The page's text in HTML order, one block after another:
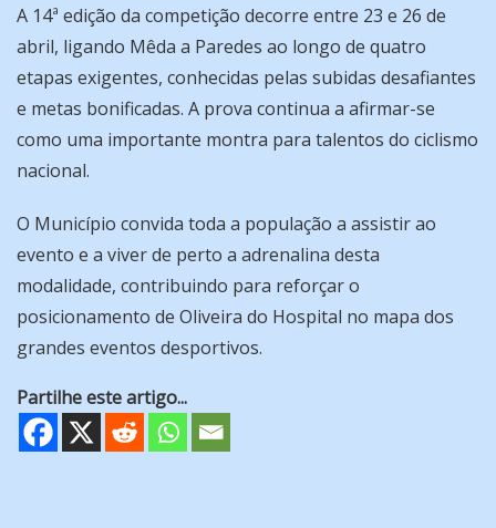
A 14ª edição da competição decorre entre 23 e 26 de
abril, ligando Mêda a Paredes ao longo de quatro
etapas exigentes, conhecidas pelas subidas desafiantes
e metas bonificadas. A prova continua a afirmar-se
como uma importante montra para talentos do ciclismo
nacional.
O Município convida toda a população a assistir ao
evento e a viver de perto a adrenalina desta
modalidade, contribuindo para reforçar o
posicionamento de Oliveira do Hospital no mapa dos
grandes eventos desportivos.
Partilhe este artigo...